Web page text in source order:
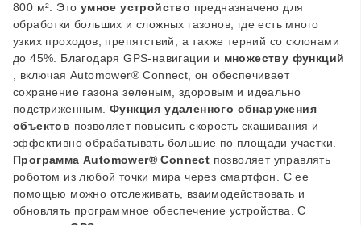
800 м². Это умное устройство предназначено для
обработки больших и сложных газонов, где есть много
узких проходов, препятствий, а также терний со склонами
до 45%. Благодаря GPS-навигации и множеству функций
, включая Automower® Connect, он обеспечивает
сохранение газона зеленым, здоровым и идеально
подстриженным.
Функция удаленного обнаружения
объектов позволяет повысить скорость скашивания и
эффективно обрабатывать большие по площади участки.
Программа Automower® Connect позволяет управлять
роботом из любой точки мира через смартфон. С ее
помощью можно отслеживать, взаимодействовать и
обновлять программное обеспечение устройства. С